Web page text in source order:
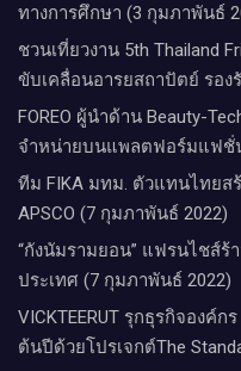
ทางการศึกษา (3 กุมภาพันธ์
ชวนเที่ยวงาน 5th Thailand
ขับเคลื่อนอารยสถาปัตย์ รอง
FOREO ผู้นำด้าน Beauty-
จำหน่ายบนแพลตฟอร์มแฟชั่
ทีม FIKA มทม. ตัวแทนไทยส
APSCO (7 กุมภาพันธ์ 2022)
“กังนัมรามยอน” แฟรนไชส์ร้
ประเทศ (7 กุมภาพันธ์ 2022)
VICKTEERUT รุกธุรกิจองค์
ต้นปีด้วยโปรเจกต์The